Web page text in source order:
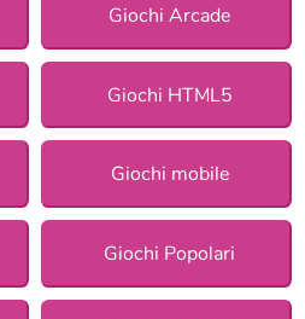
Giochi Arcade
Giochi HTML5
Giochi mobile
Giochi Popolari